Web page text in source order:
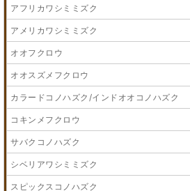
アフリカワシミミズク
アメリカワシミミズク
オオフクロウ
オオスズメフクロウ
カラードコノハズク/インドオオコノハズク
コキンメフクロウ
サバクコノハズク
シベリアワシミミズク
スピックスコノハズク